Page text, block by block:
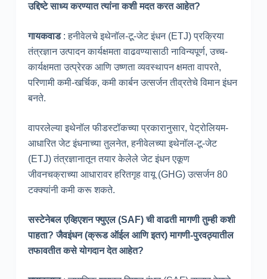
उद्दिष्टे साध्य करण्यात त्यांना कशी मदत करत आहेत?
गायकवाड : हनीवेलचे इथेनॉल-टू-जेट इंधन (ETJ) प्रक्रिया
तंत्रज्ञान उत्पादन कार्यक्षमता वाढवण्यासाठी नाविन्यपूर्ण, उच्च-
कार्यक्षमता उत्प्रेरक आणि उष्णता व्यवस्थापन क्षमता वापरते,
परिणामी कमी-खर्चिक, कमी कार्बन उत्सर्जन तीव्रतेचे विमान इंधन
बनते.
वापरलेल्या इथेनॉल फीडस्टॉकच्या प्रकारानुसार, पेट्रोलियम-
आधारित जेट इंधनाच्या तुलनेत, हनीवेलच्या इथेनॉल-टू-जेट
(ETJ) तंत्रज्ञानातून तयार केलेले जेट इंधन एकूण
जीवनचक्राच्या आधारावर हरितगृह वायू (GHG) उत्सर्जन 80
टक्क्यांनी कमी करू शकते.
सस्टेनेबल एव्हिएशन फ्युएल (SAF) ची वाढती मागणी तुम्ही कशी
पाहता? जैवइंधन (क्रूड ऑईल आणि इतर) मागणी-पुरवठ्यातील
तफावतीत कसे योगदान देत आहेत?